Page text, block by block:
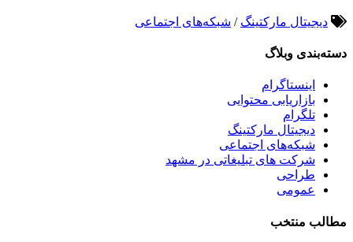
دیجیتال مارکتینگ / شبکه‌های اجتماعی
دسته‌بندی وبلاگ
اینستاگرام
بازاریابی محتوایی
تلگرام
دیجیتال مارکتینگ
شبکه‌های اجتماعی
شرکت های تبلیغاتی در مشهد
طراحی
عمومی
مطالب منتخب